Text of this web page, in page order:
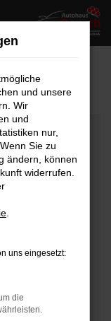
können:
deine
können
Browser
und unsere
Wir
und
nur,
Sie zu
ändern, können
widerrufen.
uns eingesetzt:
die